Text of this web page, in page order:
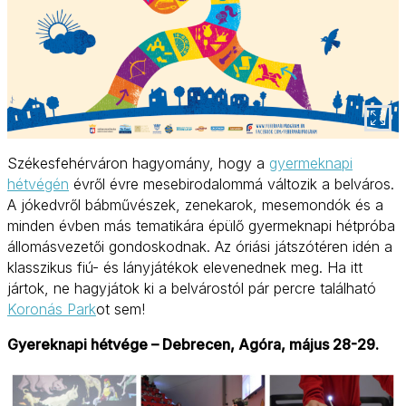
Székesfehérváron hagyomány, hogy a gyermeknapi
hétvégén évről évre mesebirodalommá változik a belváros.
A jókedvről bábművészek, zenekarok, mesemondók és a
minden évben más tematikára épülő gyermeknapi hétpróba
állomásvezetői gondoskodnak. Az óriási játszótéren idén a
klasszikus fiú- és lányjátékok elevenednek meg. Ha itt
jártok, ne hagyjátok ki a belvárostól pár percre található
Koronás Parkot sem!
Gyereknapi hétvége – Debrecen, Agóra, május 28-29.